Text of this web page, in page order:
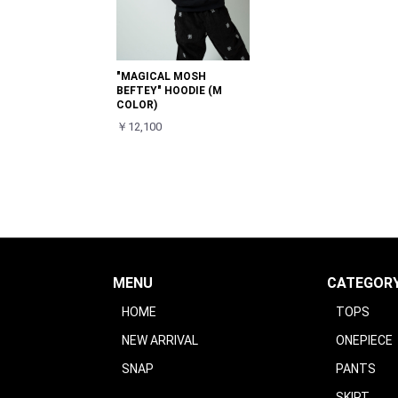
"MAGICAL MOSH
BEFTEY" HOODIE (M
COLOR)
￥12,100
MENU
HOME
NEW ARRIVAL
SNAP
TOPS
ONEPIECE
PANTS